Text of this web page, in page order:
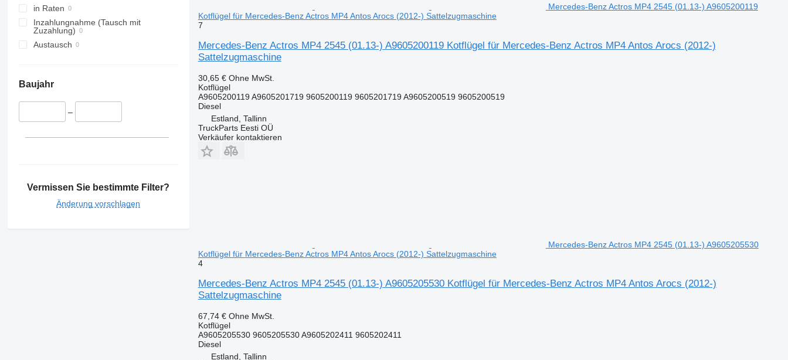
in Raten
Inzahlungnahme (Tausch mit
Zuzahlung)
Austausch
Baujahr
–
Vermissen Sie bestimmte Filter?
Änderung vorschlagen
Mercedes-Benz Actros MP4 2545 (01.13-) A9605200119
Kotflügel für Mercedes-Benz Actros MP4 Antos Arocs (2012-) Sattelzugmaschine
7
Mercedes-Benz Actros MP4 2545 (01.13-) A9605200119 Kotflügel für Mercedes-Benz Actros MP4 Antos Arocs (2012-)
Sattelzugmaschine
30,65 € Ohne MwSt.
Kotflügel
A9605200119 A9605201719 9605200119 9605201719 A9605200519 9605200519
Diesel
Estland, Tallinn
TruckParts Eesti OÜ
Verkäufer kontaktieren
Mercedes-Benz Actros MP4 2545 (01.13-) A9605205530
Kotflügel für Mercedes-Benz Actros MP4 Antos Arocs (2012-) Sattelzugmaschine
4
Mercedes-Benz Actros MP4 2545 (01.13-) A9605205530 Kotflügel für Mercedes-Benz Actros MP4 Antos Arocs (2012-)
Sattelzugmaschine
67,74 € Ohne MwSt.
Kotflügel
A9605205530 9605205530 A9605202411 9605202411
Diesel
Estland, Tallinn